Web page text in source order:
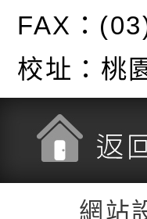
FAX：
校址： 桃
返回首頁網站